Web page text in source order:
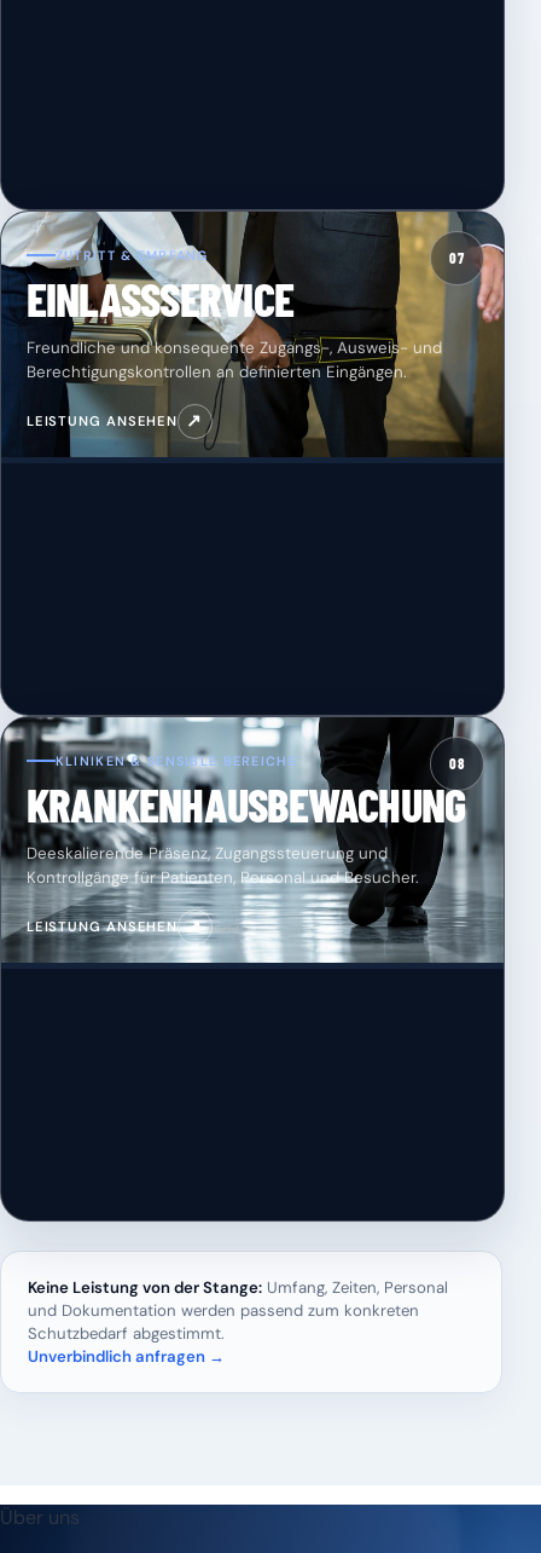
07
ZUTRITT & EMPFANG
EINLASSSERVICE
Freundliche und konsequente Zugangs-, Ausweis- und
Berechtigungskontrollen an definierten Eingängen.
LEISTUNG ANSEHEN ↗
08
KLINIKEN & SENSIBLE BEREICHE
KRANKENHAUSBEWACHUNG
Deeskalierende Präsenz, Zugangssteuerung und
Kontrollgänge für Patienten, Personal und Besucher.
LEISTUNG ANSEHEN ↗
Keine Leistung von der Stange: Umfang, Zeiten, Personal
und Dokumentation werden passend zum konkreten
Schutzbedarf abgestimmt.
Unverbindlich anfragen →
Über uns